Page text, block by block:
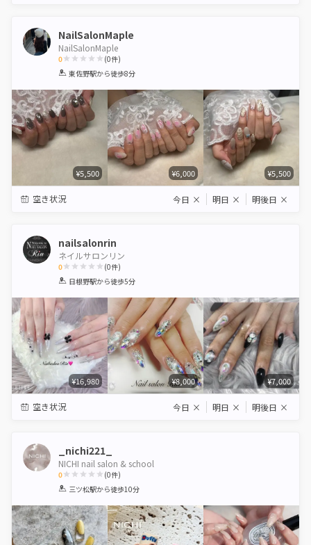
NailSalonMaple
NailSalonMaple
0
1 2 3 4 5
(0件)
東佐野駅から徒歩8分
¥5,500 ¥6,000 ¥5,500
空き状況 今日 × 明日 × 明後日 ×
nailsalonrin
ネイルサロンリン
0
1 2 3 4 5
(0件)
日根野駅から徒歩5分
¥16,980 ¥8,000 ¥7,000
空き状況 今日 × 明日 × 明後日 ×
_nichi221_
NICHI nail salon & school
0
1 2 3 4 5
(0件)
三ツ松駅から徒歩10分